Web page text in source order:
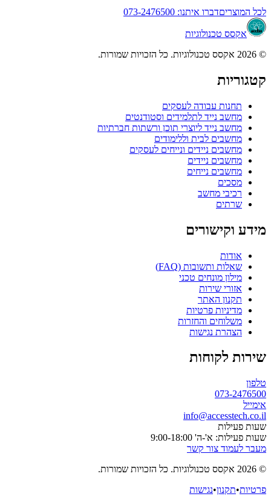
לכל המוצריםדברו איתנו: 073-2476500
אקסס טכנולוגיות
© 2026 אקסס טכנולוגיות. כל הזכויות שמורות.
קטגוריות
תחנות עבודה לעסקים
מחשב נייד לתלמידים וסטודנטים
מחשב נייד ליוצרי תוכן ורשתות חברתיות
מחשבים לבית וללימודים
מחשבים ניידים ונייחים לעסקים
מחשבים ניידים
מחשבים נייחים
מסכים
רכיבי מחשב
שרתים
מידע וקישורים
אודות
שאלות ותשובות (FAQ)
מילון מונחים טכני
אזורי שירות
תקנון האתר
מדיניות פרטיות
משלוחים והחזרות
הצהרת נגישות
שירות לקוחות
טלפון
073-2476500
אימייל
info@accesstech.co.il
שעות פעילות
שעות פעילות: א'-ה' 9:00-18:00
מעבר לעמוד צור קשר
© 2026 אקסס טכנולוגיות. כל הזכויות שמורות.
פרטיות•תקנון•נגישות